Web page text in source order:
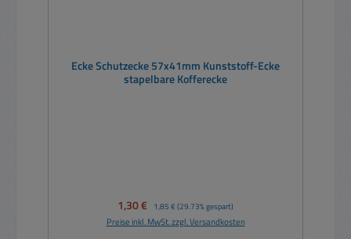
Ecke Schutzecke 57x41mm Kunststoff-Ecke
stapelbare Kofferecke
Verkaufspreis:
1,30 € Regulärer Preis:
1,85 € (29.73% gespart)
Preise inkl. MwSt. zzgl. Versandkosten